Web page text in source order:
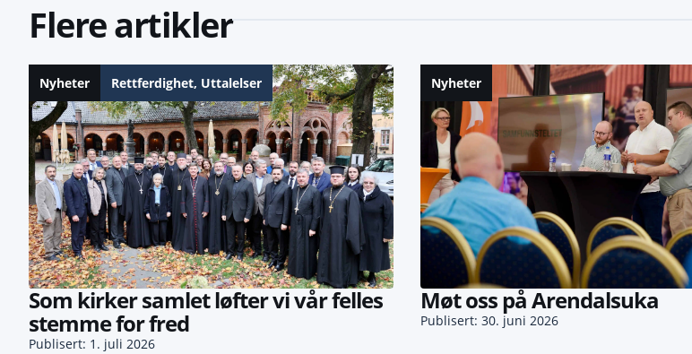
Flere artikler
Nyheter Rettferdighet, Uttalelser
Som kirker samlet løfter vi vår felles
stemme for fred
Publisert: 1. juli 2026
Nyheter
Møt oss på Arendalsuka
Publisert: 30. juni 2026